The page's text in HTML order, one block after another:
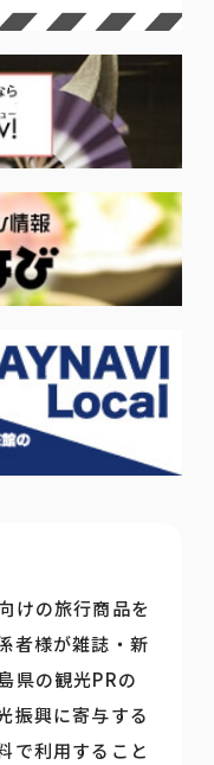
けの旅行商品を
者様が雑誌・新
県の観光PRの
振興に寄与する
で利用すること